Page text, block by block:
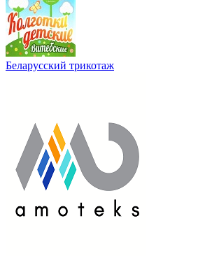
Беларусский трикотаж